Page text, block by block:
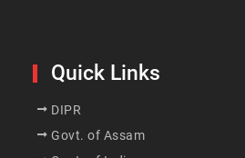
Quick Links
DIPR
Govt. of Assam